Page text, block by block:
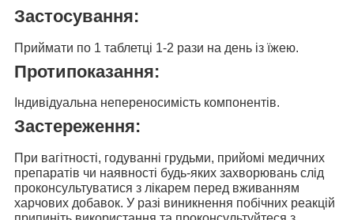
Застосування:
Приймати по 1 таблетці 1-2 рази на день із їжею.
Протипоказання:
Індивідуальна непереносимість компонентів.
Застереження:
При вагітності, годуванні грудьми, прийомі медичних
препаратів чи наявності будь-яких захворювань слід
проконсультуватися з лікарем перед вживанням
харчових добавок. У разі виникнення побічних реакцій